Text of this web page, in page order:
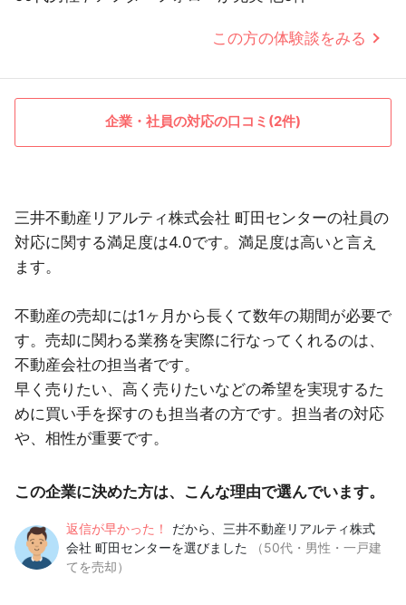
この方の体験談をみる
企業・社員の対応の口コミ(2件)
三井不動産リアルティ株式会社 町田センターの社員の
対応に関する満足度は4.0です。満足度は高いと言え
ます。
不動産の売却には1ヶ月から長くて数年の期間が必要で
す。売却に関わる業務を実際に行なってくれるのは、
不動産会社の担当者です。
早く売りたい、高く売りたいなどの希望を実現するた
めに買い手を探すのも担当者の方です。担当者の対応
や、相性が重要です。
この企業に決めた方は、こんな理由で選んでいます。
返信が早かった！
だから、三井不動産リアルティ株式
会社 町田センターを選びました
（50代・男性・一戸建
てを売却）